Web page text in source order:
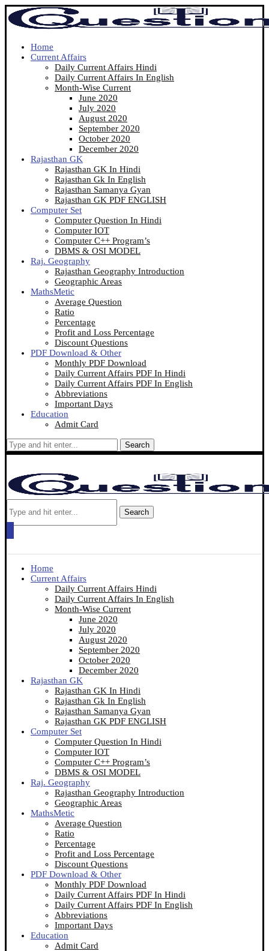
Home
Current Affairs
Daily Current Affairs Hindi
Daily Current Affairs In English
Month-Wise Current
June 2020
July 2020
August 2020
September 2020
October 2020
December 2020
Rajasthan GK
Rajasthan GK In Hindi
Rajasthan Gk In English
Rajasthan Samanya Gyan
Rajasthan GK PDF ENGLISH
Computer Set
Computer Question In Hindi
Computer IOT
Computer C++ Program’s
DBMS & OSI MODEL
Raj. Geography
Rajasthan Geography Introduction
Geographic Areas
MathsMetic
Average Question
Ratio
Percentage
Profit and Loss Percentage
Discount Questions
PDF Download & Other
Monthly PDF Download
Daily Current Affairs PDF In Hindi
Daily Current Affairs PDF In English
Abbreviations
Important Days
Education
Admit Card
Search
Search
Home
Current Affairs
Daily Current Affairs Hindi
Daily Current Affairs In English
Month-Wise Current
June 2020
July 2020
August 2020
September 2020
October 2020
December 2020
Rajasthan GK
Rajasthan GK In Hindi
Rajasthan Gk In English
Rajasthan Samanya Gyan
Rajasthan GK PDF ENGLISH
Computer Set
Computer Question In Hindi
Computer IOT
Computer C++ Program’s
DBMS & OSI MODEL
Raj. Geography
Rajasthan Geography Introduction
Geographic Areas
MathsMetic
Average Question
Ratio
Percentage
Profit and Loss Percentage
Discount Questions
PDF Download & Other
Monthly PDF Download
Daily Current Affairs PDF In Hindi
Daily Current Affairs PDF In English
Abbreviations
Important Days
Education
Admit Card